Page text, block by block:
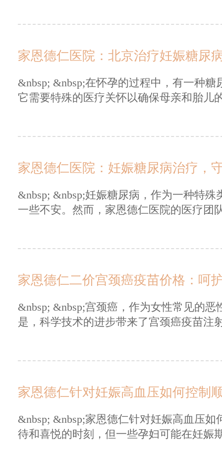
家恩德仁医院：北京治疗妊娠糖尿
&nbsp; &nbsp;在怀孕的过程中，有一种
它需要特殊的医疗关怀以确保母亲和胎儿
家恩德仁医院：妊娠糖尿病治疗，
&nbsp; &nbsp;妊娠糖尿病，作为一种特
一些不安。然而，家恩德仁医院的医疗团
家恩德仁二价宫颈癌疫苗价格：呵
&nbsp; &nbsp;宫颈癌，作为女性常见的
是，科学技术的进步带来了宫颈癌疫苗注
家恩德仁针对妊娠高血压如何控制
&nbsp; &nbsp;家恩德仁针对妊娠高血压
待和喜悦的时刻，但一些孕妇可能在妊娠